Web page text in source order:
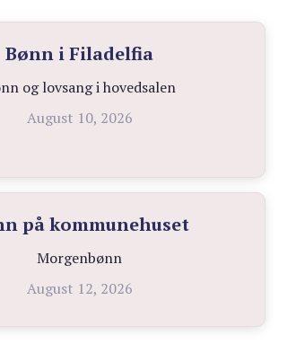
Bønn i Filadelfia
og lovsang i hovedsalen
August 10, 2026
på kommunehuset
Morgenbønn
August 12, 2026